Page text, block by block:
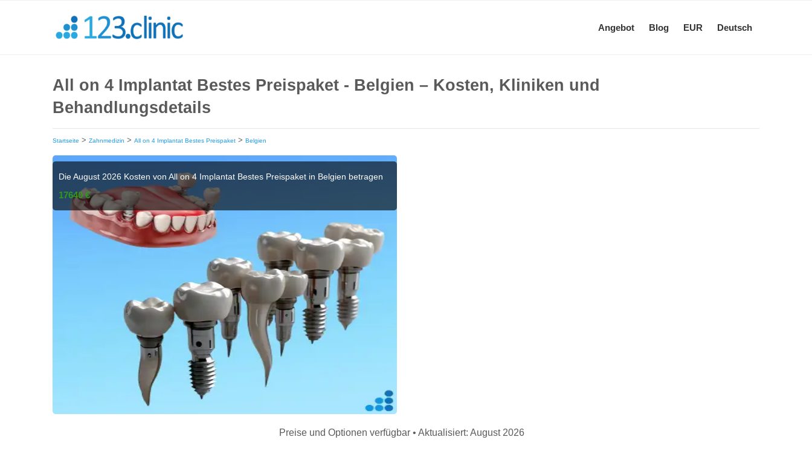
Angebot Blog EUR Deutsch
All on 4 Implantat Bestes Preispaket - Belgien – Kosten, Kliniken und
Behandlungsdetails
Startseite > Zahnmedizin > All on 4 Implantat Bestes Preispaket > Belgien
Die August 2026 Kosten von All on 4 Implantat Bestes Preispaket in Belgien betragen
17640 €
Preise und Optionen verfügbar • Aktualisiert: August 2026